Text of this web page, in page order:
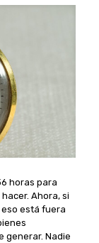
horas para
Ahora, si
eso está fuera
generar. Nadie